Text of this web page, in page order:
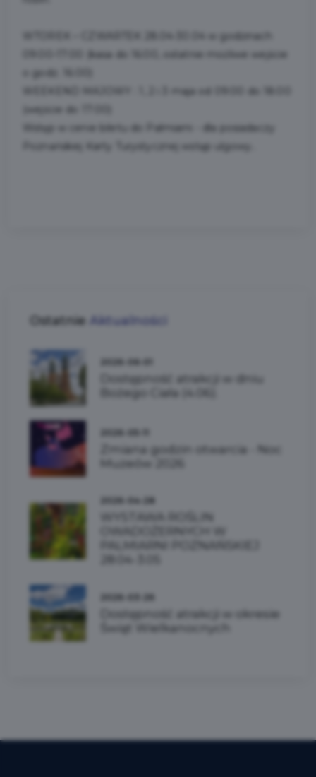
WTOREK – CZWARTEK 28.04-30.04 w godzinach
09:00-17:00 (kasa do 16:00, ostatnie możliwe wejście
o godz. 16:00)
WEEKEND MAJOWY : 1, 2 i 3 maja od 09:00 do 18:00
(wejście do 17:00)
Wstęp w cenie biletu do Palmiarni - dla posiadaczy
Poznańskiej Karty Turystycznej wstęp ulgowy..
Ostatnie Aktualności
2026-06-01
Dostępność atrakcji w dniu
Bożego Ciała (4.06).
2026-05-11
Zmiana godzin otwarcia - Noc
Muzeów 2026
PALMIARNI POZNAŃSKIEJ
2026-03-26
Dostępność atrakcji w okresie
Świąt Wielkanocnych